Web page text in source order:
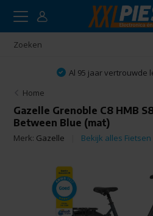
Al 95 jaar vertrouwde
Home
Gazelle Grenoble C8 HMB
Between Blue (mat)
Merk: Gazelle Bekijk alles Fietsen